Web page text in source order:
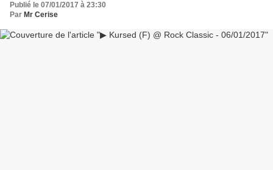
Publié le 07/01/2017 à 23:30
Par Mr Cerise